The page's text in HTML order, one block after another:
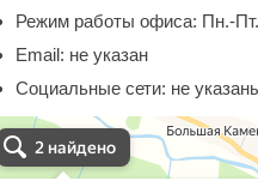
Режим работы офиса: Пн.-
Email: не указан
Социальные сети: не